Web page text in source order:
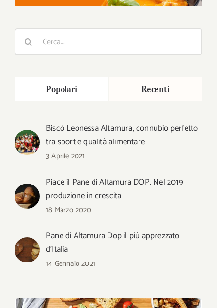
Cerca
Popolari Recenti
Biscò Leonessa Altamura, connubio perfetto
tra sport e qualità alimentare
3 Aprile 2021
Piace il Pane di Altamura DOP. Nel 2019
produzione in crescita
18 Marzo 2020
Pane di Altamura Dop il più apprezzato
d’Italia
14 Gennaio 2021